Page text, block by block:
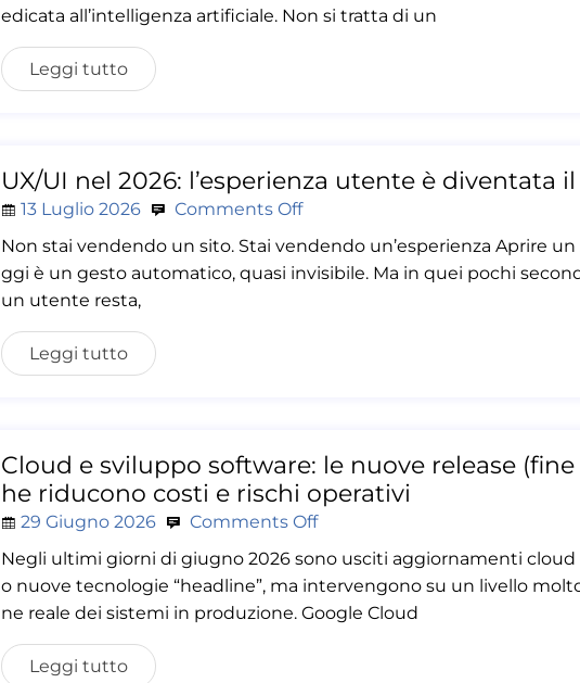
edicata all’intelligenza artificiale. Non si tratta di un
Leggi tutto
UX/UI nel 2026: l’esperienza utente è diventata
13 Luglio 2026
Comments Off
Non stai vendendo un sito. Stai vendendo un’esperienza Aprire un
ggi è un gesto automatico, quasi invisibile. Ma in quei pochi
un utente resta,
Leggi tutto
Cloud e sviluppo software: le nuove release
he riducono costi e rischi operativi
29 Giugno 2026
Comments Off
Negli ultimi giorni di giugno 2026 sono usciti aggiornamenti
o nuove tecnologie “headline”, ma intervengono su un livello
ne reale dei sistemi in produzione. Google Cloud
Leggi tutto